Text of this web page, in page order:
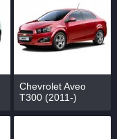
Chevrolet Aveo
T300 (2011-)